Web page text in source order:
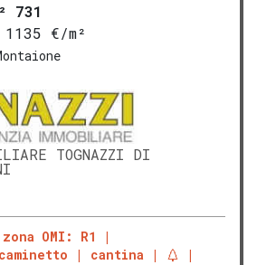
731
1135 €/m²
TOGNAZZI DI
zona OMI: R1
caminetto cantina